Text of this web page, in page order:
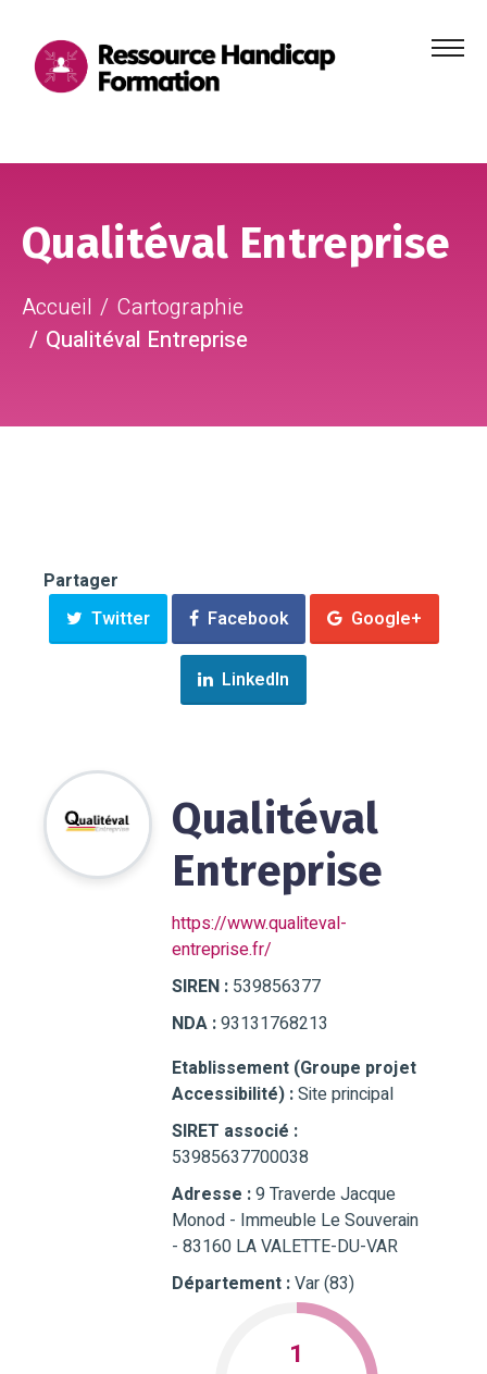
Menu
Qualitéval Entreprise
Accueil
Cartographie
Qualitéval Entreprise
Partager
Twitter
Facebook Google+
LinkedIn
Qualitéval
Entreprise
https://www.qualiteval-
entreprise.fr/
SIREN : 539856377
NDA :93131768213
Etablissement (Groupe projet
Accessibilité) :Site principal
SIRET associé :
53985637700038
Adresse :9 Traverde Jacque
Monod - Immeuble Le Souverain
- 83160 LA VALETTE-DU-VAR
Département :Var (83)
1